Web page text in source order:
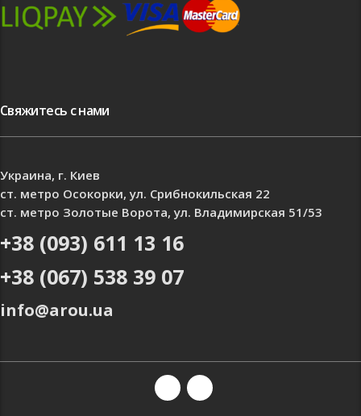
Свяжитесь с нами
Украина, г. Киев
ст. метро Осокорки, ул. Срибнокильская 22
ст. метро Золотые Ворота, ул. Владимирская 51/53
+38 (093) 611 13 16
+38 (067) 538 39 07
info@arou.ua